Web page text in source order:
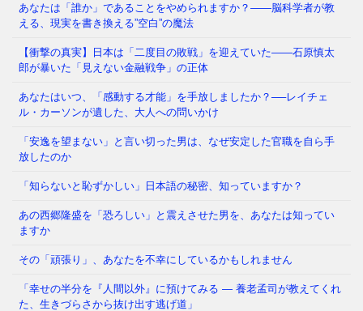
福岡県議会で今、ある問題が静かに、しかし確実に広
目のもと、3年間で3億6⇒ 続きを読む
し今夜、大きな地震が起きて、あなたが着の身着のま
かし、2021年に公開さ⇒ 続きを読む
あなたは「誰か」であることをやめられますか？——脳科学者が教
える、現実を書き換える”空白”の魔法
【衝撃の真実】日本は「二度目の敗戦」を迎えていた――石原慎太
郎が暴いた「見えない金融戦争」の正体
あなたはいつ、「感動する才能」を手放しましたか？──レイチェ
ル・カーソンが遺した、大人への問いかけ
「安逸を望まない」と言い切った男は、なぜ安定した官職を自ら手
放したのか
「知らないと恥ずかしい」日本語の秘密、知っていますか？
あの西郷隆盛を「恐ろしい」と震えさせた男を、あなたは知ってい
ますか
その「頑張り」、あなたを不幸にしているかもしれません
「幸せの半分を『人間以外』に預けてみる ― 養老孟司が教えてくれ
た、生きづらさから抜け出す逃げ道」